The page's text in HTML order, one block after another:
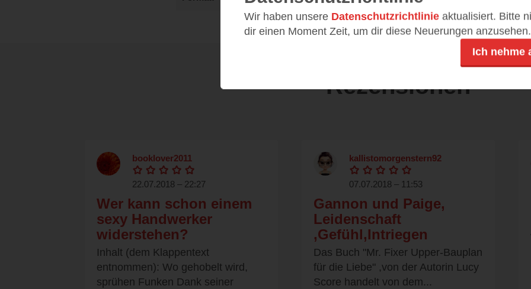
Rezensionen
booklover2011
22.07.2018 – 22:27
Wer kann schon einem
sexy Handwerker
widerstehen?
Inhalt (dem Klappentext
entnommen): Wo gehobelt wird,
sprühen Funken Dank seiner
kallistomorgenstern92
07.07.2018 – 11:53
Gannon und Paige,
Leidenschaft
,Gefühl,Intriegen
Das Buch "Mr. Fixer Upper-Bauplan
für die Liebe" ,von der Autorin Lucy
Score handelt von dem...
Wir haben unsere Datenschutzrichtlinie aktualisiert. Bitte
dir einen Moment Zeit, um dir diese Neuerungen anzusehen.
Ich nehme